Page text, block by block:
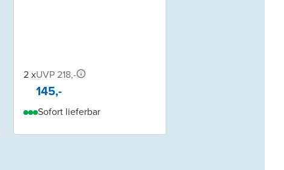
2 xUVP 218,-
145,-
Sofort lieferbar